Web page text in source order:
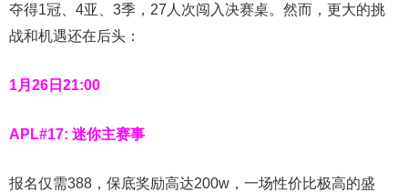
夺得1冠、4亚、3季，27人次闯入决赛桌。然而，更大的挑
战和机遇还在后头：
1月26日21:00
APL#17: 迷你主赛事
报名仅需388，保底奖励高达200w，一场性价比极高的盛